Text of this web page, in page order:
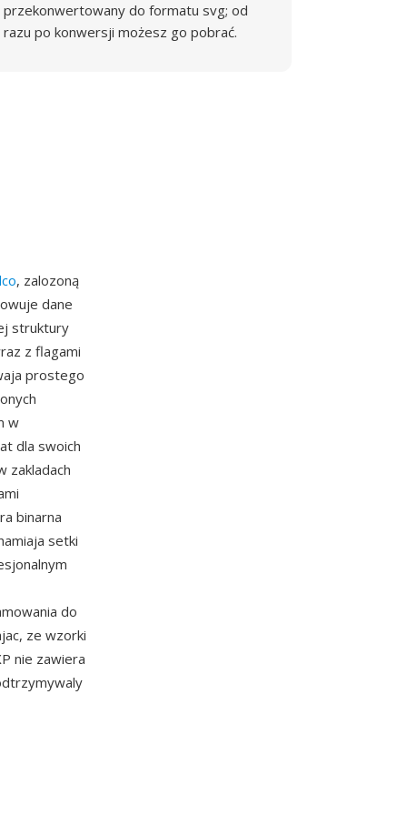
przekonwertowany do formatu svg; od
razu po konwersji możesz go pobrać.
, zalozoną
dane
struktury
z flagami
prostego
w
dla swoich
zakladach
binarna
setki
do
ze wzorki
nie zawiera